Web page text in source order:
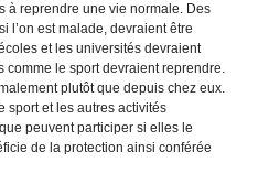
à reprendre une vie normale. Des
l’on est malade, devraient être
et les universités devraient
comme le sport devraient reprendre.
plutôt que depuis chez eux.
sport et les autres activités
peuvent participer si elles le
de la protection ainsi conférée